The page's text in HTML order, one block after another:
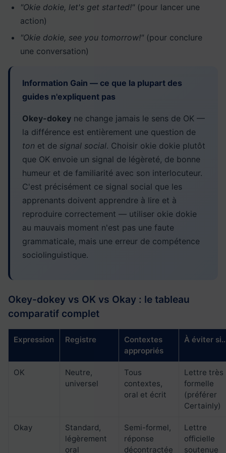
"Okie dokie, let's get started!" (pour lancer une
action)
"Okie dokie, see you tomorrow!" (pour conclure
une conversation)
Information Gain — ce que la plupart des
guides n'expliquent pas
Okey-dokey ne change jamais le sens de OK —
la différence est entièrement une question de
ton et de signal social. Choisir okie dokie plutôt
que OK envoie un signal de légèreté, de bonne
humeur et de familiarité avec son interlocuteur.
C'est précisément ce signal social que les
apprenants doivent apprendre à lire et à
reproduire correctement — utiliser okie dokie
au mauvais moment n'est pas une faute
grammaticale, mais une erreur de compétence
sociolinguistique.
Okey-dokey vs OK vs Okay : le tableau
comparatif complet
Expression Registre
Contextes
appropriés
À éviter
OK
Neutre,
universel
Tous
contextes,
oral et écrit
Lettre très
formelle
(préférer
Certainly)
Okay
Standard,
légèrement
oral
Semi-formel,
réponse
décontractée
Lettre
officielle
soutenue